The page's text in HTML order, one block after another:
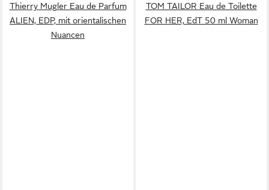
Thierry Mugler Eau de Parfum
ALIEN, EDP, mit orientalischen
Nuancen
TOM TAILOR Eau de Toilette
FOR HER, EdT 50 ml Woman